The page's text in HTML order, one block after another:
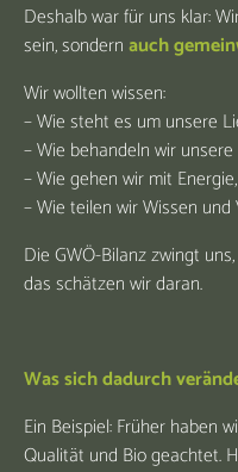
Deshalb war für uns klar:
sein, sondernauch
Wir wollten wissen:
– Wie steht es um unsere
– Wie behandeln wir
– Wie gehen wir mit
– Wie teilen wir Wissen
Die GWÖ-Bilanz zwingt
das schätzen wir daran.
Was sich dadurch
Ein Beispiel: Früher haben
Qualität und Bio geachtet.